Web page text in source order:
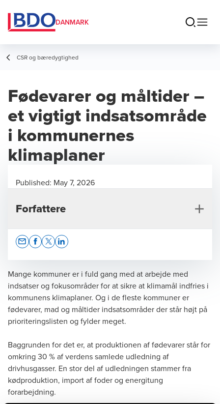
DANMARK
CSR og bæredygtighed
Fødevarer og måltider –
et vigtigt indsatsområde
i kommunernes
klimaplaner
Mange kommuner er i fuld gang med at arbejde med
indsatser og fokusområder for at sikre at klimamål indfries i
kommunens klimaplaner. Og i de fleste kommuner er
fødevarer, mad og måltider indsatsområder der står højt på
prioriteringslisten og fylder meget.
Baggrunden for det er, at produktionen af fødevarer står for
omkring 30 % af verdens samlede udledning af
drivhusgasser. En stor del af udledningen stammer fra
kødproduktion, import af foder og energitung
forarbejdning.
Published: May 7, 2026
Forfattere
Pernille Nielherdt Kjerulff
Partner, Advisory
Mette Toftegaard Rasmussen